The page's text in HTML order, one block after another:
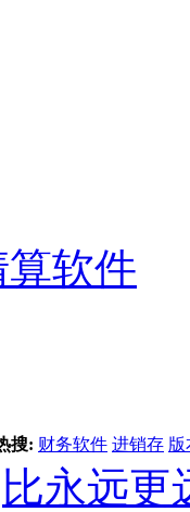
软件
搜: 财务软件 进销存 版
比永远更